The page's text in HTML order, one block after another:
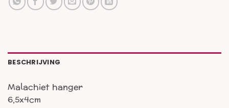
BESCHRIJVING
Malachiet hanger
6,5x4cm